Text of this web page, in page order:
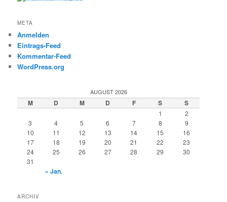
META
Anmelden
Eintrags-Feed
Kommentar-Feed
WordPress.org
AUGUST 2026
M D M D F S S
1
2
3
4 5 6 7 8
9
10
11 12 13 14 15
16
17
18 19 20 21 22
23
24
25 26 27 28 29
30
31
« Jan.
ARCHIV